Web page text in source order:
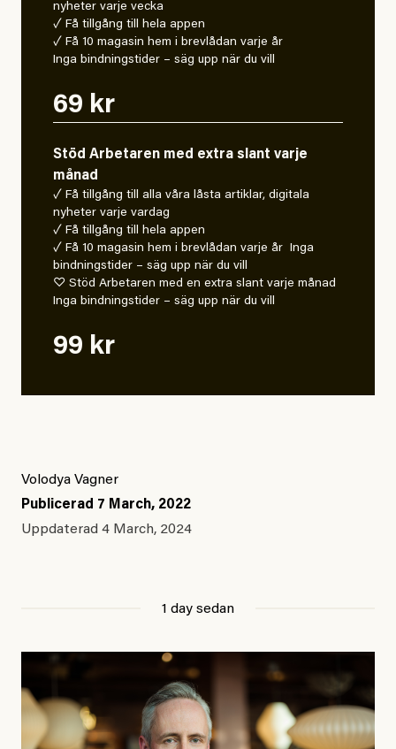
nyheter varje vecka
✓ Få tillgång till hela appen
✓ Få 10 magasin hem i brevlådan varje år
Inga bindningstider – säg upp när du vill
69 kr
Stöd Arbetaren med extra slant varje
månad
✓ Få tillgång till alla våra låsta artiklar, digitala
nyheter varje vardag
✓ Få tillgång till hela appen
✓ Få 10 magasin hem i brevlådan varje år Inga
bindningstider – säg upp när du vill
♡ Stöd Arbetaren med en extra slant varje månad
Inga bindningstider – säg upp när du vill
99 kr
Volodya Vagner
Publicerad 7 March, 2022
Uppdaterad 4 March, 2024
1 day sedan